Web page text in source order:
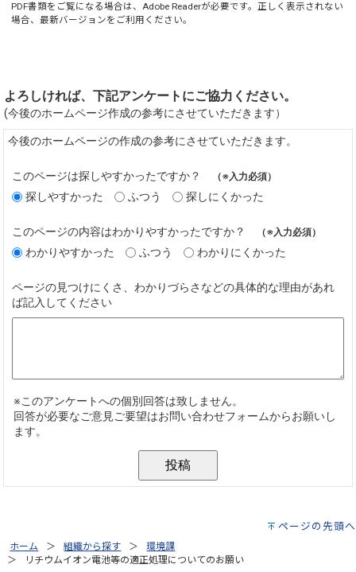
PDF書類をご覧になる場合は、Adobe Readerが必要です。正しく表示されない
場合、最新バージョンをご利用ください。
ページの先頭へ
ホーム 組織から探す
環境課
リチウムイオン電池等の適正処理についてのお願い